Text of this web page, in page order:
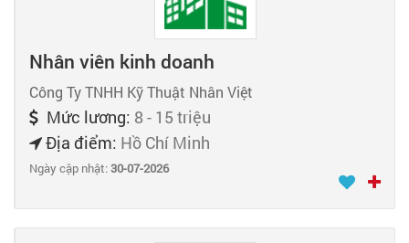
Nhân viên kinh doanh
Công Ty TNHH Kỹ Thuật Nhân Việt
Mức lương: 8 - 15 triệu
Địa điểm: Hồ Chí Minh
Ngày cập nhật:30-07-2026